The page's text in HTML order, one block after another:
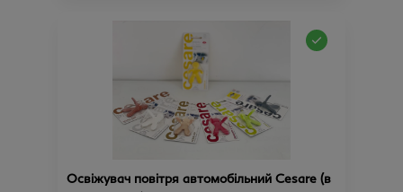
Освіжувач повітря автомобільний Cesare (в